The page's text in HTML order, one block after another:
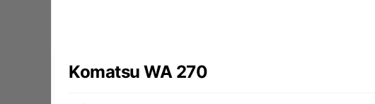
Komatsu WA 270